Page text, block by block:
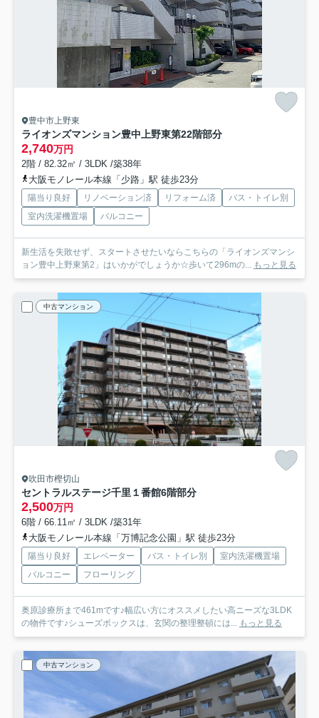
豊中市上野東
ライオンズマンション豊中上野東第22階部分
2,740万円
2階 / 82.32㎡ / 3LDK /築38年
大阪モノレール本線「少路」駅 徒歩23分
陽当り良好 リノベーション済 リフォーム済
バス・トイレ別
室内洗濯機置場
バルコニー
新生活を失敗せず、スタートさせたいならこちらの「ライオンズマンシ
ョン豊中上野東第2」はいかがでしょうか☆歩いて296mの...
もっと見る
中古マンション
吹田市樫切山
セントラルステージ千里１番館6階部分
2,500万円
6階 / 66.11㎡ / 3LDK /築31年
大阪モノレール本線「万博記念公園」駅 徒歩23分
陽当り良好 エレベーター バス・トイレ別
室内洗濯機置場
バルコニー
フローリング
奥原診療所まで461mです♪幅広い方にオススメしたい高ニーズな3LDK
の物件です♪シューズボックスは、玄関の整理整頓には...
もっと見る
中古マンション